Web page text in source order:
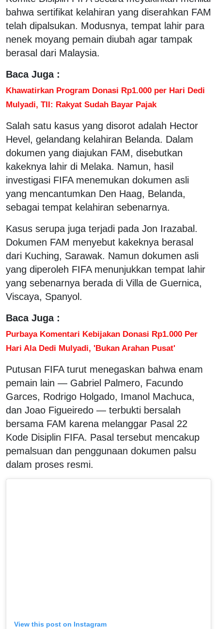
bahwa sertifikat kelahiran yang diserahkan FAM
telah dipalsukan. Modusnya, tempat lahir para
nenek moyang pemain diubah agar tampak
berasal dari Malaysia.
Baca Juga :
Khawatirkan Program Donasi Rp1.000 per Hari Dedi
Mulyadi, TII: Rakyat Sudah Bayar Pajak
Salah satu kasus yang disorot adalah Hector
Hevel, gelandang kelahiran Belanda. Dalam
dokumen yang diajukan FAM, disebutkan
kakeknya lahir di Melaka. Namun, hasil
investigasi FIFA menemukan dokumen asli
yang mencantumkan Den Haag, Belanda,
sebagai tempat kelahiran sebenarnya.
Kasus serupa juga terjadi pada Jon Irazabal.
Dokumen FAM menyebut kakeknya berasal
dari Kuching, Sarawak. Namun dokumen asli
yang diperoleh FIFA menunjukkan tempat lahir
yang sebenarnya berada di Villa de Guernica,
Viscaya, Spanyol.
Baca Juga :
Purbaya Komentari Kebijakan Donasi Rp1.000 Per
Hari Ala Dedi Mulyadi, 'Bukan Arahan Pusat'
Putusan FIFA turut menegaskan bahwa enam
pemain lain — Gabriel Palmero, Facundo
Garces, Rodrigo Holgado, Imanol Machuca,
dan Joao Figueiredo — terbukti bersalah
bersama FAM karena melanggar Pasal 22
Kode Disiplin FIFA. Pasal tersebut mencakup
pemalsuan dan penggunaan dokumen palsu
dalam proses resmi.
View this post on Instagram